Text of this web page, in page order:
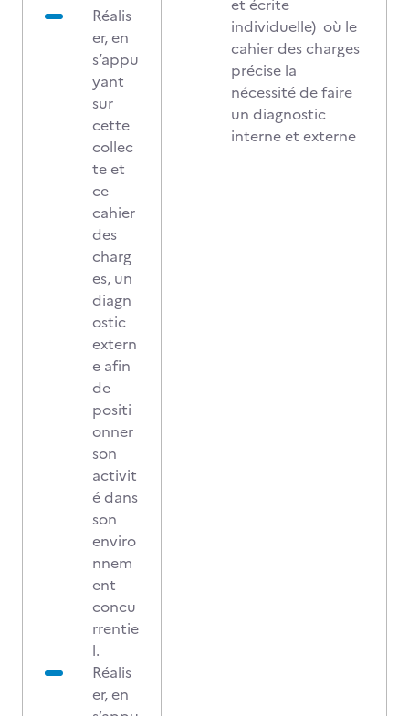
Réalis
er, en
s’appu
yant
sur
cette
collec
te et
ce
cahier
des
charg
es, un
diagn
ostic
extern
e afin
de
positi
onner
son
activit
é dans
son
enviro
nnem
ent
concu
rrentie
l.
Réalis
er, en
et écrite
individuelle) où le
cahier des charges
précise la
nécessité de faire
un diagnostic
interne et externe